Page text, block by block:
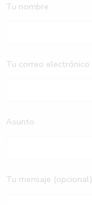
Tu nombre
Tu correo electrónico
Asunto
Tu mensaje (opcional)